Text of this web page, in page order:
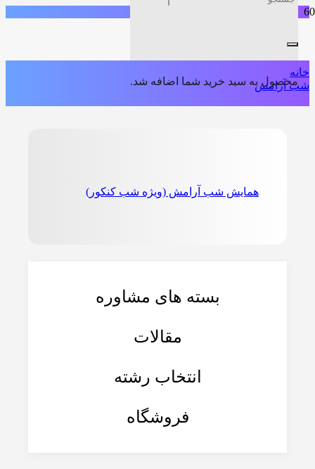
محصول به سبد خرید شما اضافه شد.
شب آرامش
خانه
شب آرامش
همایش شب آرامش (ویژه شب کنکور)
بسته های مشاوره
مقالات
انتخاب رشته
فروشگاه